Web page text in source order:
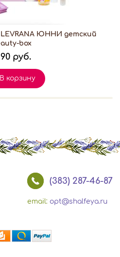
ЮННИ детский
box
руб.
В корзину
(383) 287-46-87
email: opt@shalfeya.ru